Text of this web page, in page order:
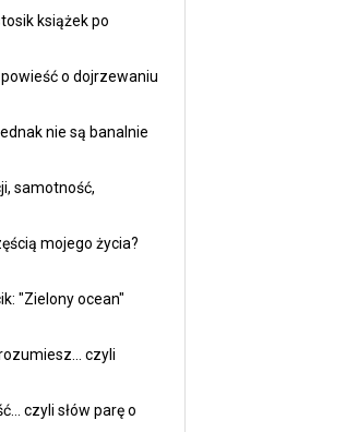
książek po
o dojrzewaniu
nie są banalnie
samotność,
mojego życia?
"Zielony ocean"
czyli
czyli słów parę o